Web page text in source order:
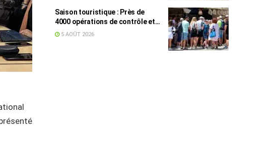
Saison touristique : Près de
4000 opérations de contrôle et
6,75 millions de dinars pour
5 AOÛT 2026